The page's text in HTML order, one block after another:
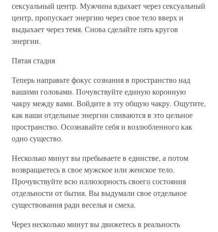
сексуальный центр. Мужчина вдыхает через сексуальный
центр, пропускает энергию через свое тело вверх и
выдыхает через темя. Снова сделайте пять кругов
энергии.
Пятая стадия
Теперь направьте фокус сознания в пространство над
вашими головами. Почувствуйте единую коронную
чакру между вами. Войдите в эту общую чакру. Ощутите,
как ваши отдельные энергии сливаются в это цельное
пространство. Осознавайте себя и возлюбленного как
одно существо.
Несколько минут вы пребываете в единстве, а потом
возвращаетесь в свое мужское или женское тело.
Прочувствуйте всю иллюзорность своего состояния
отдельности от бытия. Вы выдумали свое отдельное
существования ради веселья и смеха.
Через несколько минут вы движетесь в реальность